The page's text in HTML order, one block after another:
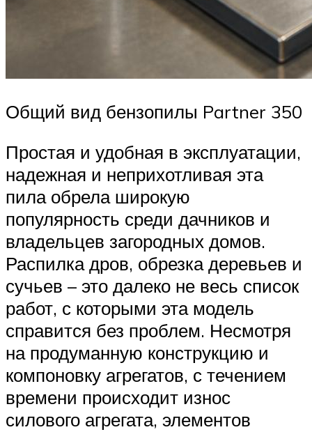
Общий вид бензопилы Partner 350
Простая и удобная в эксплуатации,
надежная и неприхотливая эта
пила обрела широкую
популярность среди дачников и
владельцев загородных домов.
Распилка дров, обрезка деревьев и
сучьев – это далеко не весь список
работ, с которыми эта модель
справится без проблем. Несмотря
на продуманную конструкцию и
компоновку агрегатов, с течением
времени происходит износ
силового агрегата, элементов